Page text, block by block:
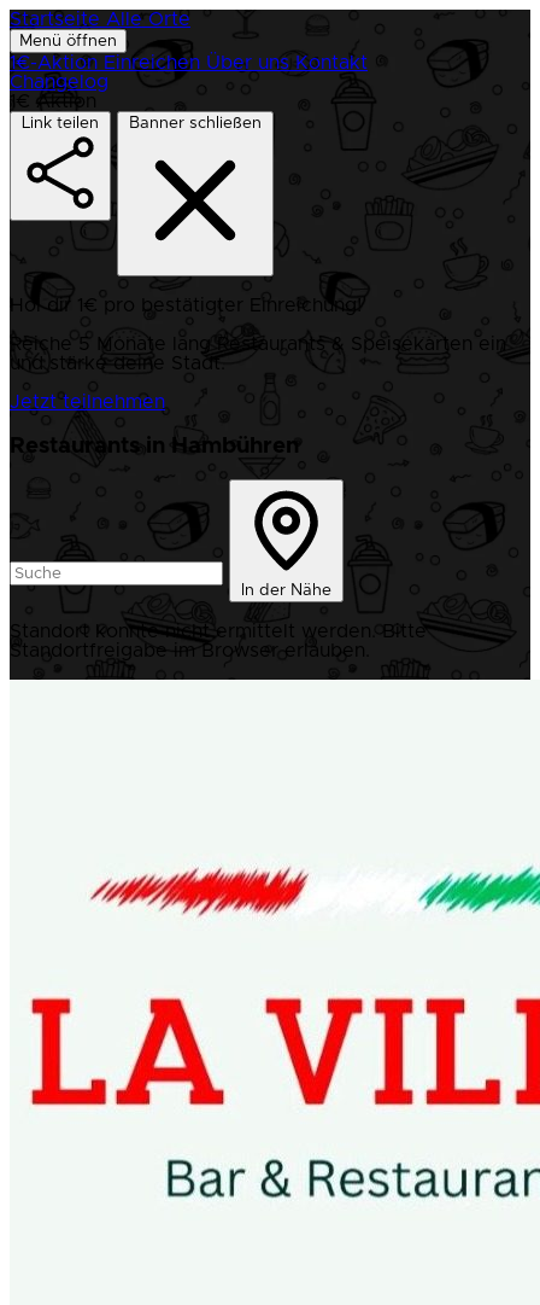
Startseite Alle Orte
Menü öffnen
1€-Aktion Einreichen Über uns Kontakt
Changelog
1€ Aktion
Link teilen Banner schließen
Hol dir 1€ pro bestätigter Einreichung!
Reiche 5 Monate lang Restaurants & Speisekarten ein
und stärke deine Stadt.
Jetzt teilnehmen
Restaurants in Hambühren
In der Nähe
Standort konnte nicht ermittelt werden. Bitte
Standortfreigabe im Browser erlauben.